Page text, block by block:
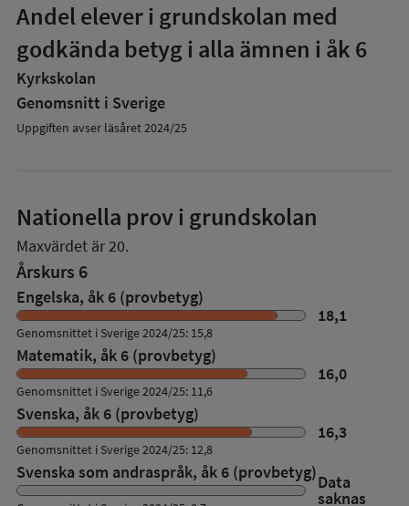
Andel elever i grundskolan med
godkända betyg i alla ämnen i åk 6
Kyrkskolan
Genomsnitt i Sverige
Uppgiften avser läsåret 2024/25
Nationella prov i grundskolan
Maxvärdet är 20.
Årskurs 6
Engelska, åk 6 (provbetyg)
18,1
Genomsnittet i Sverige 2024/25: 15,8
Matematik, åk 6 (provbetyg)
16,0
Genomsnittet i Sverige 2024/25: 11,6
Svenska, åk 6 (provbetyg)
16,3
Genomsnittet i Sverige 2024/25: 12,8
Svenska som andraspråk, åk 6 (provbetyg)Data
saknas